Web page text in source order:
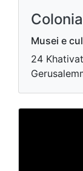
Musei e
24